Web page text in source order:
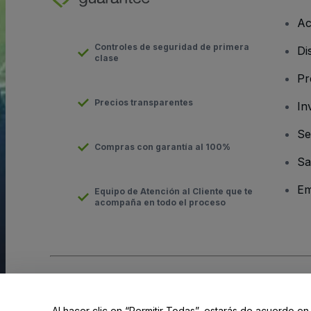
Controles de seguridad de primera
clase
Precios transparentes
Compras con garantía al 100%
Equipo de Atención al Cliente que te
acompaña en todo el proceso